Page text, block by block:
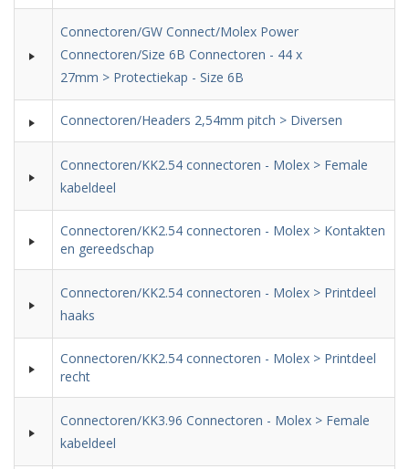
Connectoren/GW Connect/Molex Power
Connectoren/Size 6B Connectoren - 44 x
27mm > Protectiekap - Size 6B
Connectoren/Headers 2,54mm pitch > Diversen
Connectoren/KK2.54 connectoren - Molex > Female
kabeldeel
Connectoren/KK2.54 connectoren - Molex > Kontakten
en gereedschap
Connectoren/KK2.54 connectoren - Molex > Printdeel
haaks
Connectoren/KK2.54 connectoren - Molex > Printdeel
recht
Connectoren/KK3.96 Connectoren - Molex > Female
kabeldeel